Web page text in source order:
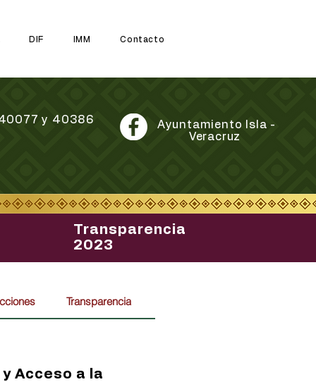
DIF IMM Contacto
y 40386
Ayuntamiento Isla -
Veracruz
Transparencia
2023
Transparencia
Acceso a la